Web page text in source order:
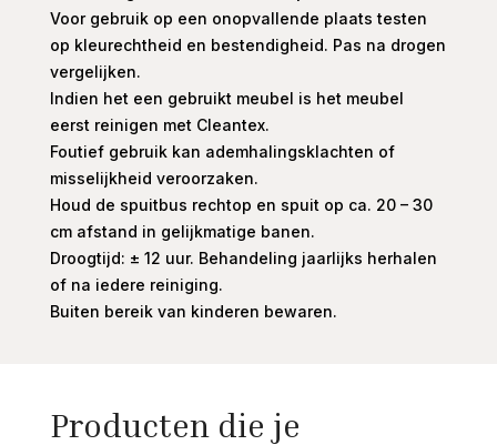
Voor gebruik op een onopvallende plaats testen
op kleurechtheid en bestendigheid. Pas na drogen
vergelijken.
Indien het een gebruikt meubel is het meubel
eerst reinigen met Cleantex.
Foutief gebruik kan ademhalingsklachten of
misselijkheid veroorzaken.
Houd de spuitbus rechtop en spuit op ca. 20 – 30
cm afstand in gelijkmatige banen.
Droogtijd: ± 12 uur. Behandeling jaarlijks herhalen
of na iedere reiniging.
Buiten bereik van kinderen bewaren.
Producten die je